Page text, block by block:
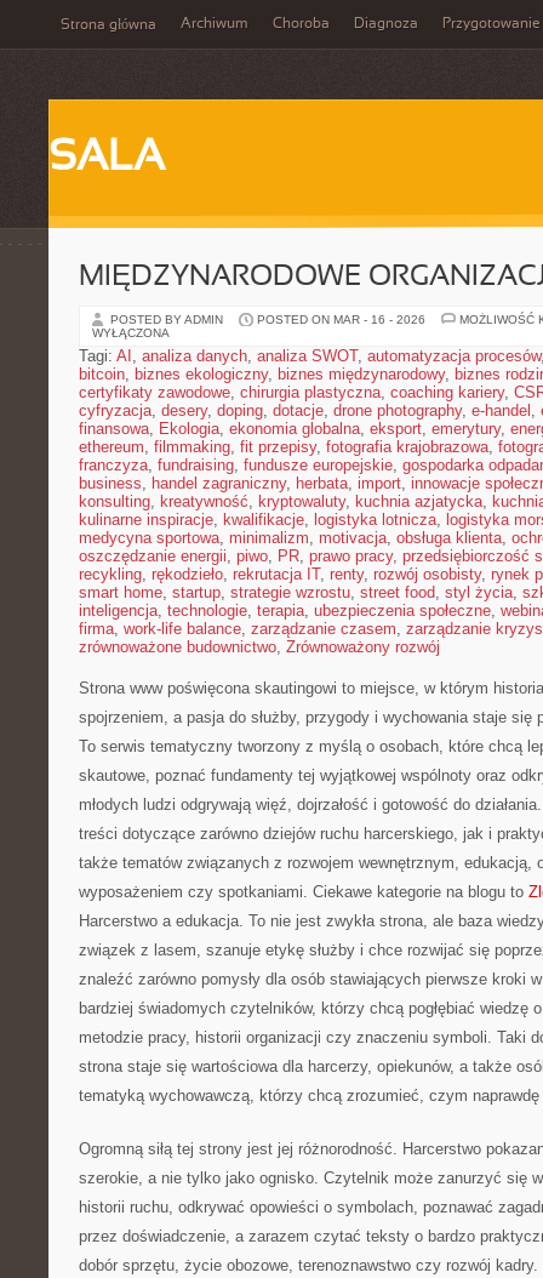
Strona główna Archiwum Choroba Diagnoza Przygotowanie
SALA
MIĘDZYNARODOWE
POSTED BY ADMIN POSTED ON MAR - 16 - 2026
MOŻLIWOŚĆ
WYŁĄCZONA
Tagi: AI , analiza danych, analiza SWOT, automatyzacja procesów
bitcoin, biznes ekologiczny, biznes międzynarodowy, biznes
certyfikaty zawodowe, chirurgia plastyczna, coaching kariery,
cyfryzacja, desery, doping, dotacje, drone photography, e-handel ,
finansowa, Ekologia, ekonomia globalna, eksport, emerytury,
ethereum, filmmaking, fit przepisy, fotografia krajobrazowa,
franczyza, fundraising, fundusze europejskie, gospodarka
business, handel zagraniczny, herbata, import, innowacje
konsulting, kreatywność, kryptowaluty, kuchnia azjatycka,
kulinarne inspiracje, kwalifikacje, logistyka lotnicza, logistyka
medycyna sportowa, minimalizm, motivacja, obsługa klienta,
oszczędzanie energii, piwo, PR, prawo pracy, przedsiębiorczość
recykling, rękodzieło, rekrutacja IT, renty, rozwój osobisty, rynek
smart home, startup, strategie wzrostu, street food, styl życia,
inteligencja, technologie, terapia, ubezpieczenia społeczne,
firma, work-life balance, zarządzanie czasem, zarządzanie
zrównoważone budownictwo, Zrównoważony rozwój
Strona www poświęcona skautingowi to miejsce, w którym
spojrzeniem, a pasja do służby, przygody i wychowania staje się
To serwis tematyczny tworzony z myślą o osobach, które chcą
skautowe, poznać fundamenty tej wyjątkowej wspólnoty oraz
młodych ludzi odgrywają więź, dojrzałość i gotowość do
treści dotyczące zarówno dziejów ruchu harcerskiego, jak i
także tematów związanych z rozwojem wewnętrznym, edukacją,
wyposażeniem czy spotkaniami. Ciekawe kategorie na blogu to
Harcerstwo a edukacja. To nie jest zwykła strona, ale baza
związek z lasem, szanuje etykę służby i chce rozwijać się
znaleźć zarówno pomysły dla osób stawiających pierwsze kroki
bardziej świadomych czytelników, którzy chcą pogłębiać wiedzę
metodzie pracy, historii organizacji czy znaczeniu symboli. Taki
strona staje się wartościowa dla harcerzy, opiekunów, a także
tematyką wychowawczą, którzy chcą zrozumieć, czym
Ogromną siłą tej strony jest jej różnorodność. Harcerstwo
szerokie, a nie tylko jako ognisko. Czytelnik może zanurzyć się
historii ruchu, odkrywać opowieści o symbolach, poznawać
przez doświadczenie, a zarazem czytać teksty o bardzo
dobór sprzętu, życie obozowe, terenoznawstwo czy rozwój